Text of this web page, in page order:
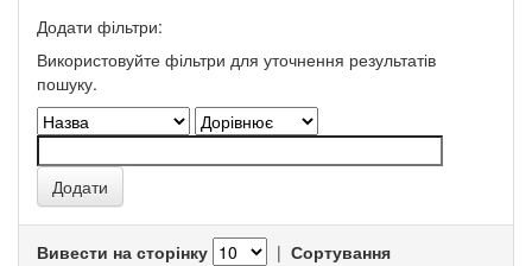
Додати фільтри:
Використовуйте фільтри для уточнення результатів
пошуку.
Вивести на сторінку | Сортування